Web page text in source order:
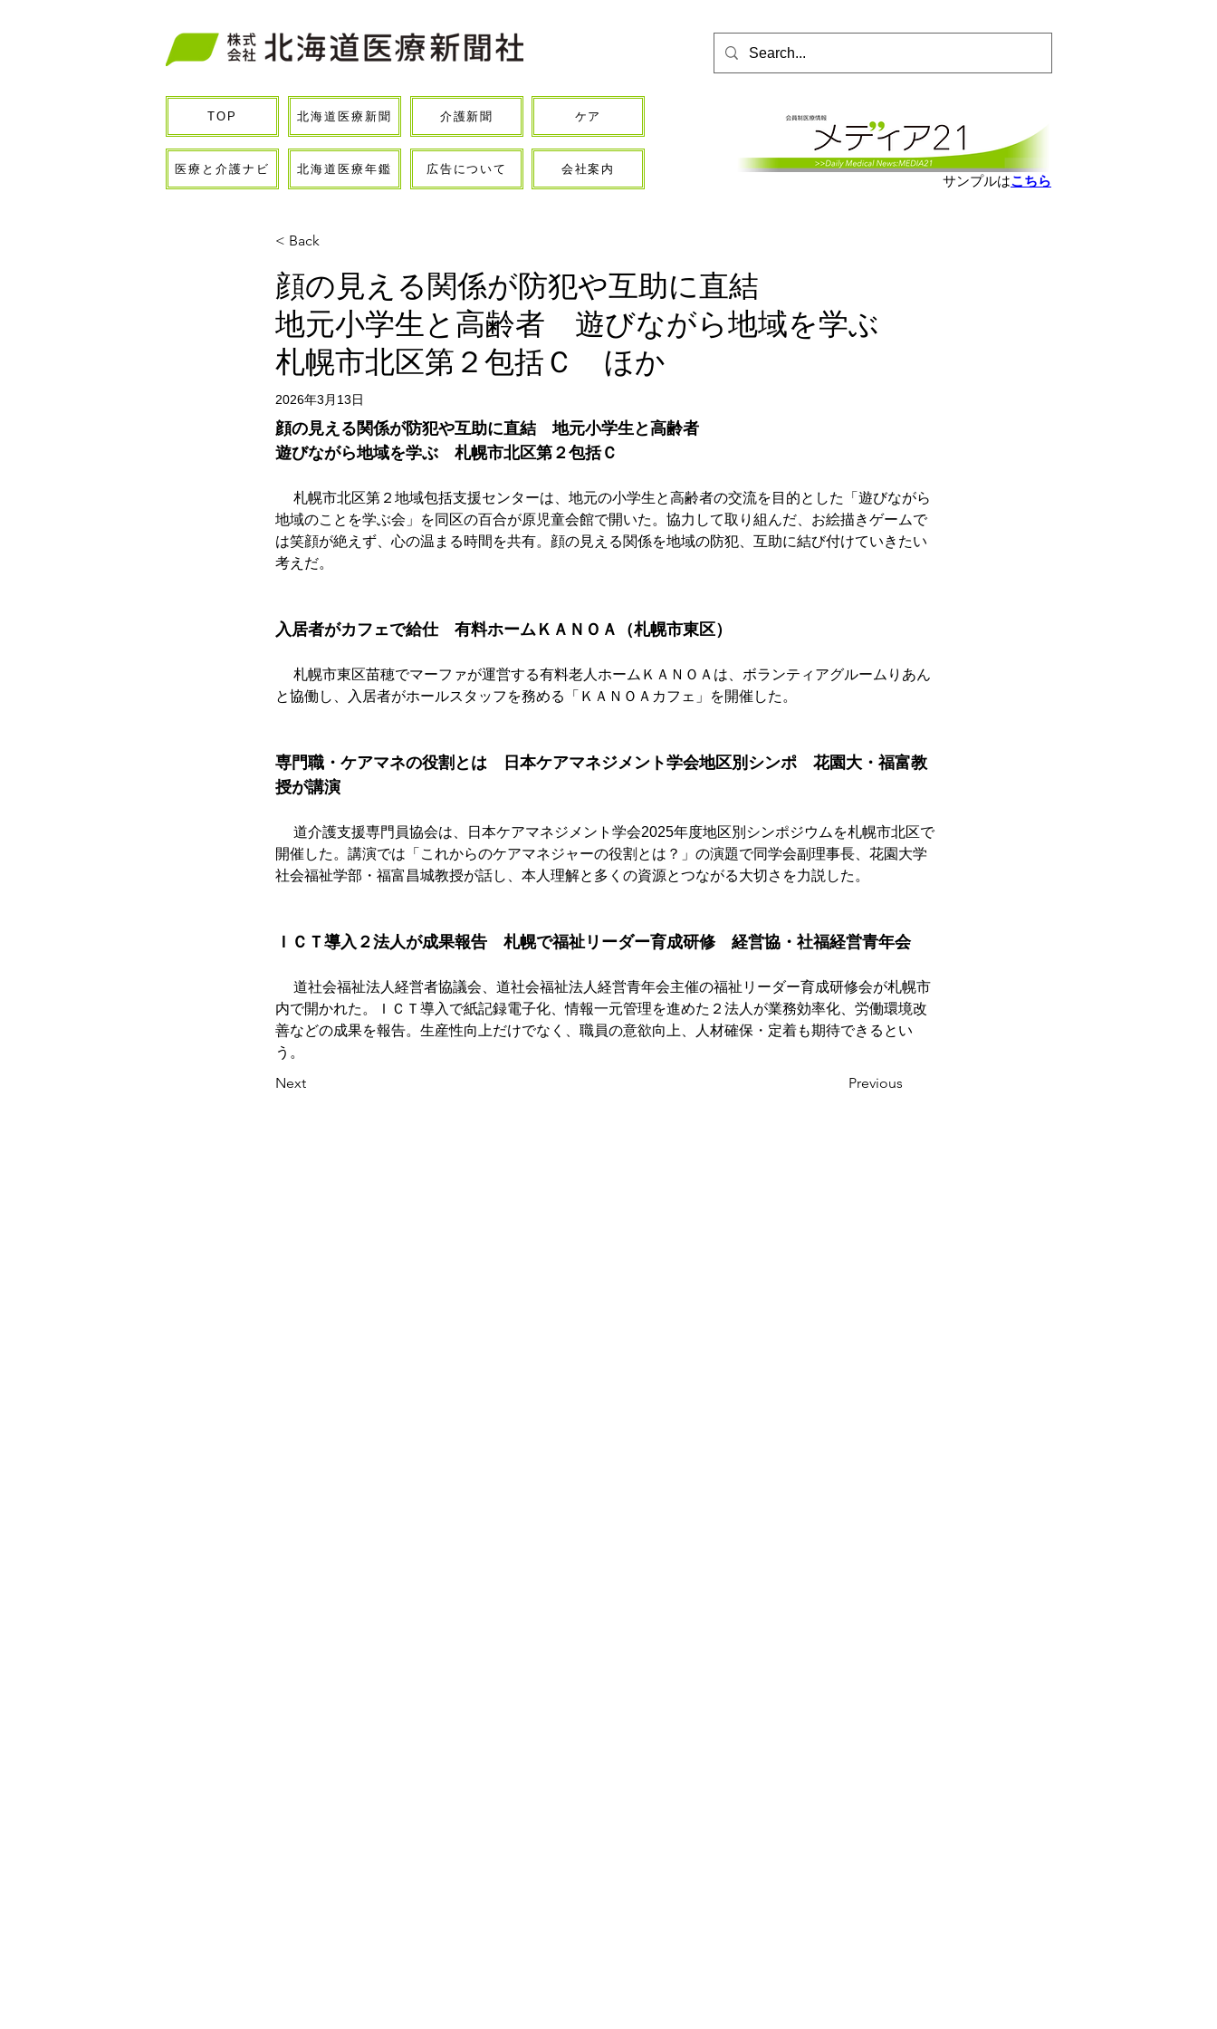
TOP 北海道医療新聞 介護新聞 ケア
医療と介護ナビ 北海道医療年鑑 広告について 会社案内
サンプルはこちら
< Back
顔の見える関係が防犯や互助に直結
地元小学生と高齢者 遊びながら地域を学ぶ
札幌市北区第２包括Ｃ ほか
2026年3月13日
顔の見える関係が防犯や互助に直結　地元小学生と高齢者
遊びながら地域を学ぶ　札幌市北区第２包括Ｃ
札幌市北区第２地域包括支援センターは、地元の小学生と高齢者の交流を目的とした「遊びながら
地域のことを学ぶ会」を同区の百合が原児童会館で開いた。協力して取り組んだ、お絵描きゲームで
は笑顔が絶えず、心の温まる時間を共有。顔の見える関係を地域の防犯、互助に結び付けていきたい
考えだ。
入居者がカフェで給仕　有料ホームＫＡＮＯＡ（札幌市東区）
札幌市東区苗穂でマーファが運営する有料老人ホームＫＡＮＯＡは、ボランティアグルームりあん
と協働し、入居者がホールスタッフを務める「ＫＡＮＯＡカフェ」を開催した。
専門職・ケアマネの役割とは　日本ケアマネジメント学会地区別シンポ　花園大・福富教
授が講演
道介護支援専門員協会は、日本ケアマネジメント学会2025年度地区別シンポジウムを札幌市北区で
開催した。講演では「これからのケアマネジャーの役割とは？」の演題で同学会副理事長、花園大学
社会福祉学部・福富昌城教授が話し、本人理解と多くの資源とつながる大切さを力説した。
ＩＣＴ導入２法人が成果報告　札幌で福祉リーダー育成研修　経営協・社福経営青年会
道社会福祉法人経営者協議会、道社会福祉法人経営青年会主催の福祉リーダー育成研修会が札幌市
内で開かれた。ＩＣＴ導入で紙記録電子化、情報一元管理を進めた２法人が業務効率化、労働環境改
善などの成果を報告。生産性向上だけでなく、職員の意欲向上、人材確保・定着も期待できるとい
う。
Next Previous